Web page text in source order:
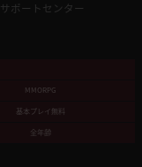
サポートセンター
MMORPG
基本プレイ無料
全年齢